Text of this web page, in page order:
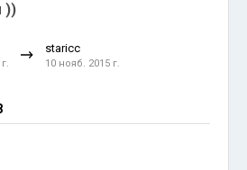
))
staricc
10 нояб. 2015 г.